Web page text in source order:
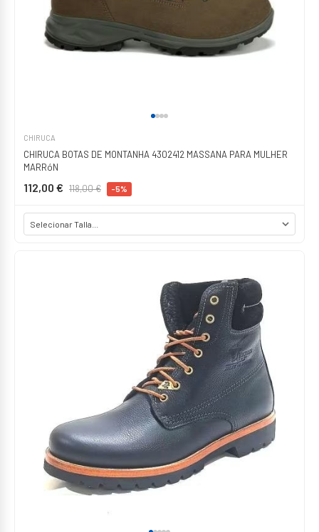
CHIRUCA
CHIRUCA BOTAS DE MONTANHA 4302412 MASSANA PARA MULHER
MARRóN
112,00 € 118,00 € -5%